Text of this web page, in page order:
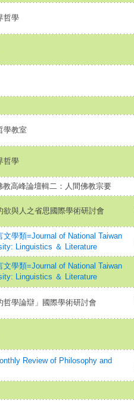
哲學
學教室
哲學
教高峰論壇輯二：人間佛教宗要
欲與人之省思國際學術研討會
文學類=Journal of National Taiwan
Linguistics ＆ Literature
文學類=Journal of National Taiwan
Linguistics ＆ Literature
哲學論辯」國際學術研討會
Review of Philosophy and